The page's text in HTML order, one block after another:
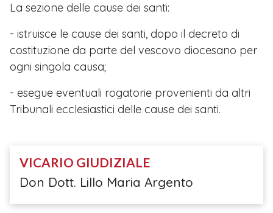
La sezione delle cause dei santi:
- istruisce le cause dei santi, dopo il decreto di
costituzione da parte del vescovo diocesano per
ogni singola causa;
- esegue eventuali rogatorie provenienti da altri
Tribunali ecclesiastici delle cause dei santi.
VICARIO GIUDIZIALE
Don Dott. Lillo Maria Argento